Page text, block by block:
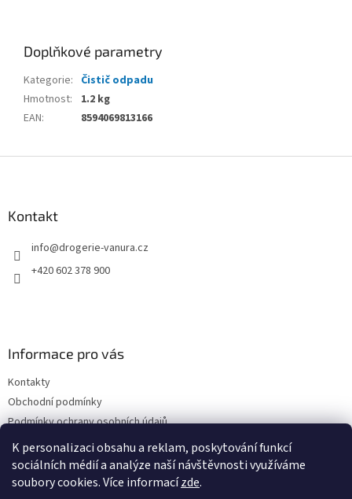
K personalizaci obsahu a reklam, poskytování funkcí
sociálních médií a analýze naší návštěvnosti využíváme
soubory cookies. Více informacízde.
Doplňkové parametry
Kategorie: Čistič odpadu
Hmotnost:
1.2 kg
EAN: 8594069813166
Kontakt
info@drogerie-vanura.cz
+420 602 378 900
Informace pro vás
Kontakty
Obchodní podmínky
Podmínky ochrany osobních údajů
Dodací a platební podmínky